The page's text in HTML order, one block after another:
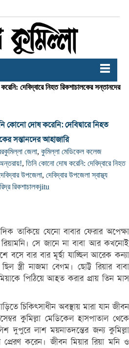
দেবিদ্বারে নিহত রিকশাচালকের সন্তানদের
কোনো দোষ করেনি: দেবিদ্বারে নিহত
সন্তানদের আহাজারি
কুমিল্লা জেলা, কুমিল্লা মেডিকেল কলেজ
অন্তরায়!, তিনি কোনো দোষ করেনি: দেবিদ্বারে নিহত
উপজেলা, দেবিদ্বার উপজেলা স্বাস্থ্য
রিকশাচালকjitu
তাকিয়ে যেনো বাবার ফেরার অপেক্ষা
সে জানে না বাবা আর কখনোই
বসে বার বার মূর্ছা যাচ্ছিল আরেক কন্যা
স্ত্রী নাজমা বেগম। ছোট্ট রিয়ার বাবা
পিঠিয়ে আহত করার প্রায় তিন মাস
চিকিৎসাধীন অবস্থায় মারা যান জীবন
কুমিল্লা মেডিকেল হাসপাতাল থেকে
দুপুরে লাশ ময়নাতদন্তের জন্য কুমিল্লা
করেন। জীবন মিয়ার রিয়া মনি ও